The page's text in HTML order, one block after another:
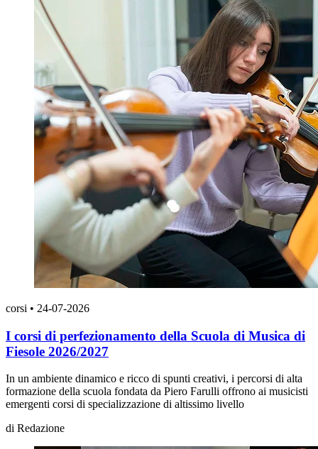
corsi • 24-07-2026
I corsi di perfezionamento della Scuola di Musica di
Fiesole 2026/2027
In un ambiente dinamico e ricco di spunti creativi, i percorsi di alta
formazione della scuola fondata da Piero Farulli offrono ai musicisti
emergenti corsi di specializzazione di altissimo livello
di Redazione